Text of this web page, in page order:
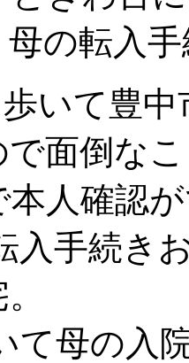
の転入
いて豊
面倒な
本人確認
入手続き
て母の入